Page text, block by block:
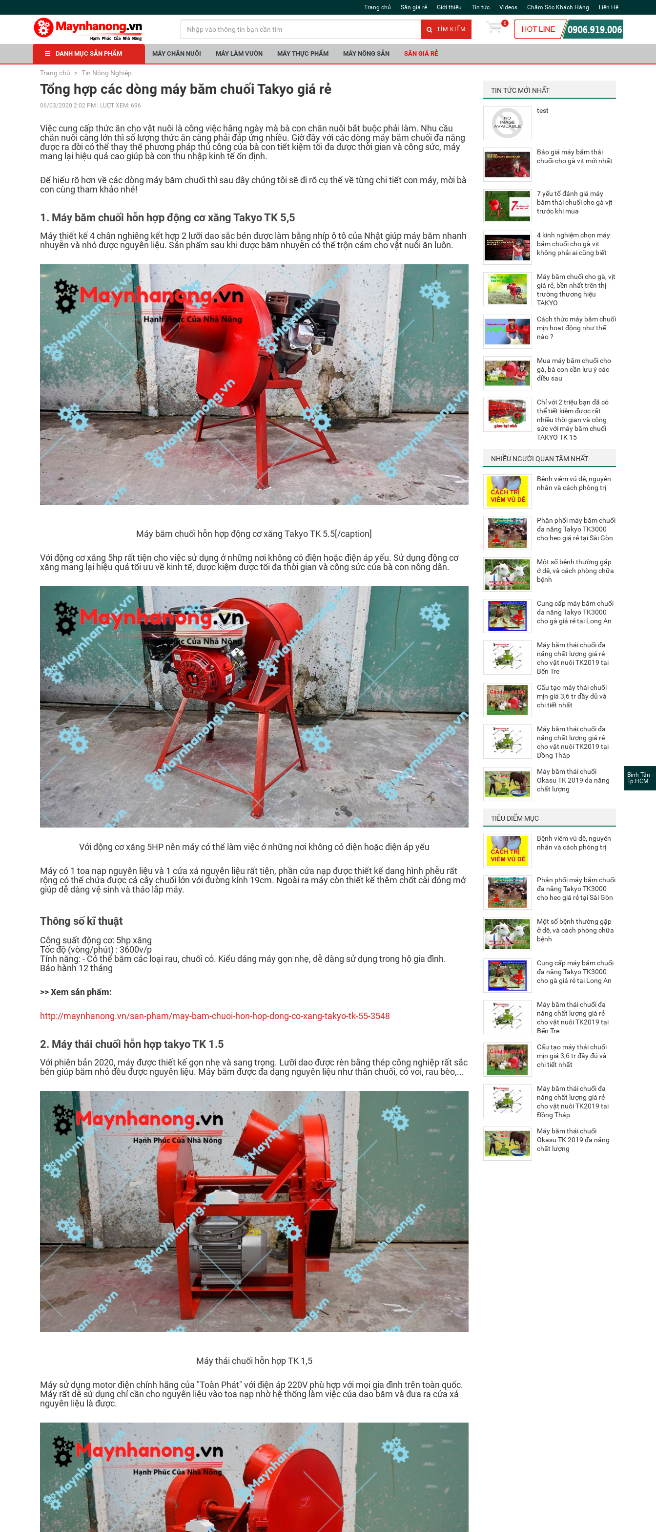
Trang chủ Săn giá rẻ Giới thiệu Tin tức Videos Chăm Sóc Khách Hàng Liên Hệ
TÌM KIẾM
0
DANH MỤC SẢN PHẨM MÁY CHĂN NUÔI MÁY LÀM VƯỜN MÁY THỰC PHẨM MÁY NÔNG SẢN SĂN GIÁ RẺ
Trang chủ Tin Nông Nghiệp
Tổng hợp các dòng máy băm chuối Takyo giá rẻ
06/03/2020 2:02 PM | LƯỢT XEM: 696
Việc cung cấp thức ăn cho vật nuôi là công việc hằng ngày mà bà con chăn nuôi bắt buộc phải làm. Nhu cầu
chăn nuôi càng lớn thì số lượng thức ăn càng phải đáp ứng nhiều. Giờ đây với các dòng máy băm chuối đa năng
được ra đời có thể thay thế phương pháp thủ công của bà con tiết kiệm tối đa được thời gian và công sức, máy
mang lại hiệu quả cao giúp bà con thu nhập kinh tế ổn định.
Để hiểu rõ hơn về các dòng máy băm chuối thì sau đây chúng tôi sẽ đi rõ cụ thể về từng chi tiết con máy, mời bà
con cùng tham khảo nhé!
1. Máy băm chuối hỗn hợp động cơ xăng Takyo TK 5,5
Máy thiết kế 4 chân nghiêng kết hợp 2 lưỡi dao sắc bén được làm bằng nhíp ô tô của Nhật giúp máy băm nhanh
nhuyễn và nhỏ được nguyên liệu. Sản phẩm sau khi được băm nhuyễn có thể trộn cám cho vật nuôi ăn luôn.
Máy băm chuối hỗn hợp động cơ xăng Takyo TK 5.5[/caption]
Với động cơ xăng 5hp rất tiện cho việc sử dụng ở những nơi không có điện hoặc điện áp yếu. Sử dụng động cơ
xăng mang lại hiệu quả tối ưu về kinh tế, được kiệm được tối đa thời gian và công sức của bà con nông dân.
Với động cơ xăng 5HP nên máy có thể làm việc ở những nơi không có điện hoặc điện áp yếu
Máy có 1 toa nạp nguyên liệu và 1 cửa xả nguyên liệu rất tiện, phần cửa nạp được thiết kế dang hình phễu rất
rộng có thể chứa được cả cây chuối lớn với đường kính 19cm. Ngoài ra máy còn thiết kế thêm chốt cài đóng mở
giúp dễ dàng vệ sinh và tháo lắp máy.
Thông số kĩ thuật
Công suất động cơ: 5hp xăng
Tốc độ (vòng/phút) : 3600v/p
Tính năng: - Có thể băm các loại rau, chuối cỏ. Kiểu dáng máy gọn nhẹ, dễ dàng sử dụng trong hộ gia đình.
Bảo hành 12 tháng
>> Xem sản phẩm:
http://maynhanong.vn/san-pham/may-bam-chuoi-hon-hop-dong-co-xang-takyo-tk-55-3548
2. Máy thái chuối hỗn hợp takyo TK 1.5
Với phiên bản 2020, máy được thiết kế gọn nhẹ và sang trọng. Lưỡi dao được rèn bằng thép công nghiệp rất sắc
bén giúp băm nhỏ đều được nguyên liệu. Máy băm được đa dạng nguyên liệu như thân chuối, cỏ voi, rau bèo,...
Máy thái chuối hỗn hợp TK 1,5
Máy sử dụng motor điện chính hãng của "Toàn Phát" với điện áp 220V phù hợp với mọi gia đình trên toàn quốc.
Máy rất dễ sử dụng chỉ cần cho nguyên liệu vào toa nạp nhờ hệ thống làm việc của dao băm và đưa ra cửa xả
nguyên liệu là được.
TIN TỨC MỚI NHẤT
test
Báo giá máy băm thái
chuối cho gà vịt mới nhất
7 yếu tố đánh giá máy
băm thái chuối cho gà vịt
trước khi mua
4 kinh nghiệm chọn máy
băm chuối cho gà vịt
không phải ai cũng biết
Máy băm chuối cho gà, vịt
giá rẻ, bền nhất trên thị
trường thương hiệu
TAKYO
Cách thức máy băm chuối
mịn hoạt động như thế
nào ?
Mua máy băm chuối cho
gà, bà con cần lưu ý các
điều sau
Chỉ với 2 triệu bạn đã có
thể tiết kiệm được rất
nhiều thời gian và công
sức với máy băm chuối
TAKYO TK 15
NHIỀU NGƯỜI QUAN TÂM NHẤT
Bệnh viêm vú dê, nguyên
nhân và cách phòng trị
Phân phối máy băm chuối
đa năng Takyo TK3000
cho heo giá rẻ tại Sài Gòn
Một số bệnh thường gặp
ở dê, và cách phòng chữa
bệnh
Cung cấp máy băm chuối
đa năng Takyo TK3000
cho gà giá rẻ tại Long An
Máy băm thái chuối đa
năng chất lượng giá rẻ
cho vật nuôi TK2019 tại
Bến Tre
Cấu tạo máy thái chuối
mịn giá 3,6 tr đầy đủ và
chi tiết nhất
Máy băm thái chuối đa
năng chất lượng giá rẻ
cho vật nuôi TK2019 tại
Đồng Tháp
Máy băm thái chuối
Okasu TK 2019 đa năng
chất lượng
TIÊU ĐIỂM MỤC
Bệnh viêm vú dê, nguyên
nhân và cách phòng trị
Phân phối máy băm chuối
đa năng Takyo TK3000
cho heo giá rẻ tại Sài Gòn
Một số bệnh thường gặp
ở dê, và cách phòng chữa
bệnh
Cung cấp máy băm chuối
đa năng Takyo TK3000
cho gà giá rẻ tại Long An
Máy băm thái chuối đa
năng chất lượng giá rẻ
cho vật nuôi TK2019 tại
Bến Tre
Cấu tạo máy thái chuối
mịn giá 3,6 tr đầy đủ và
chi tiết nhất
Máy băm thái chuối đa
năng chất lượng giá rẻ
cho vật nuôi TK2019 tại
Đồng Tháp
Máy băm thái chuối
Okasu TK 2019 đa năng
chất lượng
Bình Tân -
Tp.HCM